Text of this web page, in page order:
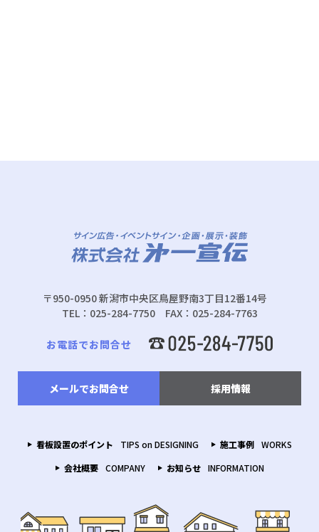
〒950-0950 新潟市中央区鳥屋野南3丁目12番14号
TEL：025-284-7750 FAX：025-284-7763
お電話でお問合せ
メールでお問合せ 採用情報
看板設置のポイント TIPS on DESIGNING 施工事例
WORKS
会社概要
COMPANY お知らせ INFORMATION